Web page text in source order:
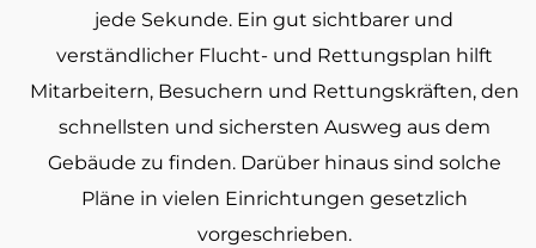
jede Sekunde. Ein gut sichtbarer und
verständlicher Flucht- und Rettungsplan hilft
Mitarbeitern, Besuchern und Rettungskräften, den
schnellsten und sichersten Ausweg aus dem
Gebäude zu finden. Darüber hinaus sind solche
Pläne in vielen Einrichtungen gesetzlich
vorgeschrieben.